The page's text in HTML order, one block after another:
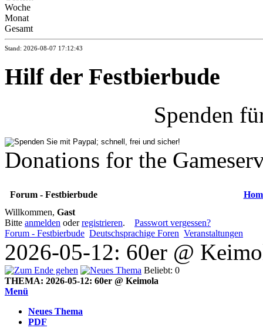
Woche
Monat
Gesamt
Stand: 2026-08-07 17:12:43
Hilf der Festbierbude
Spenden
Donations for the
Forum - Festbierbude
Willkommen, Gast
Bitte anmelden oderregistrieren. Passwort vergessen?
Forum - Festbierbude Deutschsprachige Foren Veranstaltungen
2026-05-12: 60er @
Beliebt: 0
THEMA: 2026-05-12: 60er @ Keimola
Menü
Neues Thema
PDF